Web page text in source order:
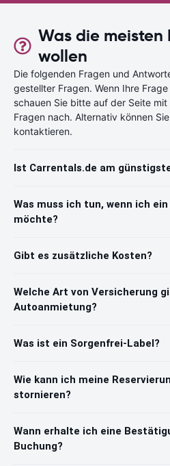
Was die meisten
wollen
Die folgenden Fragen und
gestellter Fragen. Wenn Ihre
schauen Sie bitte auf der Seite
Fragen nach. Alternativ können
kontaktieren.
Ist Carrentals.de am
Was muss ich tun, wenn ich
möchte?
Gibt es zusätzliche Kosten?
Welche Art von Versicherung
Autoanmietung?
Was ist ein Sorgenfrei-Label?
Wie kann ich meine
stornieren?
Wann erhalte ich eine
Buchung?